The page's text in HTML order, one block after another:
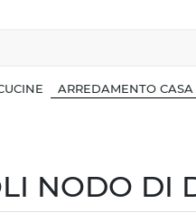
ARREDAMENTO CASA
NODO DI